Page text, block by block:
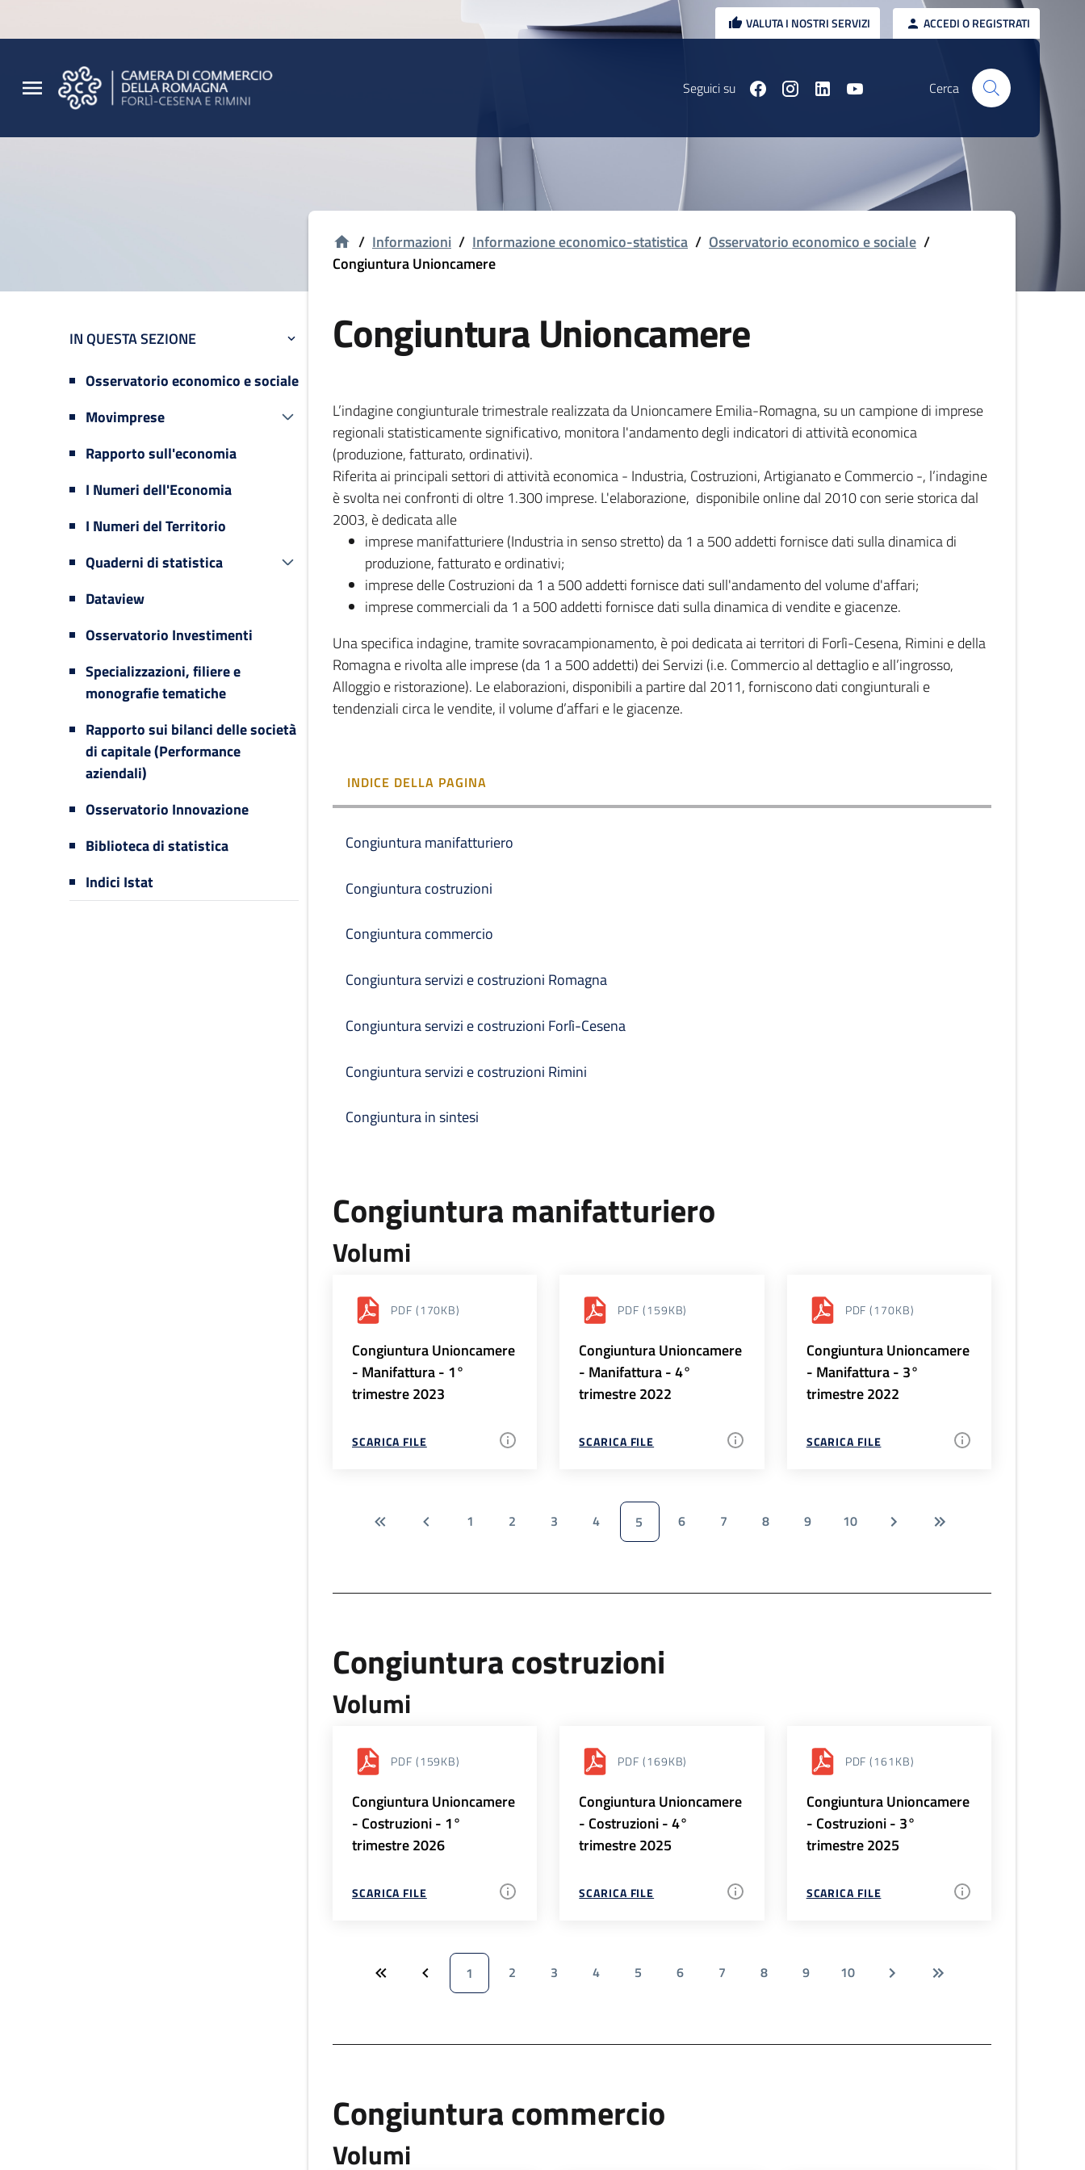
VALUTA I NOSTRI SERVIZI ACCEDI O REGISTRATI
Seguici su Cerca
IN QUESTA SEZIONE
Osservatorio economico e sociale
Movimprese
Rapporto sull'economia
I Numeri dell'Economia
I Numeri del Territorio
Quaderni di statistica
Dataview
Osservatorio Investimenti
Specializzazioni, filiere e
monografie tematiche
Rapporto sui bilanci delle società
di capitale (Performance
aziendali)
Osservatorio Innovazione
Biblioteca di statistica
Indici Istat
/ Informazioni / Informazione economico-statistica / Osservatorio economico e sociale /
Congiuntura Unioncamere
Congiuntura Unioncamere
L’indagine congiunturale trimestrale realizzata da Unioncamere Emilia-Romagna, su un campione di imprese
regionali statisticamente significativo, monitora l'andamento degli indicatori di attività economica
(produzione, fatturato, ordinativi).
Riferita ai principali settori di attività economica - Industria, Costruzioni, Artigianato e Commercio -, l’indagine
è svolta nei confronti di oltre 1.300 imprese. L'elaborazione, disponibile online dal 2010 con serie storica dal
2003, è dedicata alle
imprese manifatturiere (Industria in senso stretto) da 1 a 500 addetti fornisce dati sulla dinamica di
produzione, fatturato e ordinativi;
imprese delle Costruzioni da 1 a 500 addetti fornisce dati sull'andamento del volume d'affari;
imprese commerciali da 1 a 500 addetti fornisce dati sulla dinamica di vendite e giacenze.
Una specifica indagine, tramite sovracampionamento, è poi dedicata ai territori di Forlì-Cesena, Rimini e della
Romagna e rivolta alle imprese (da 1 a 500 addetti) dei Servizi (i.e. Commercio al dettaglio e all’ingrosso,
Alloggio e ristorazione). Le elaborazioni, disponibili a partire dal 2011, forniscono dati congiunturali e
tendenziali circa le vendite, il volume d’affari e le giacenze.
INDICE DELLA PAGINA
Congiuntura manifatturiero
Congiuntura costruzioni
Congiuntura commercio
Congiuntura servizi e costruzioni Romagna
Congiuntura servizi e costruzioni Forlì-Cesena
Congiuntura servizi e costruzioni Rimini
Congiuntura in sintesi
Congiuntura manifatturiero
Volumi
PDF (170KB)
Congiuntura Unioncamere
- Manifattura - 1°
trimestre 2023
SCARICA FILE
PDF (159KB)
Congiuntura Unioncamere
- Manifattura - 4°
trimestre 2022
SCARICA FILE
PDF (170KB)
Congiuntura Unioncamere
- Manifattura - 3°
trimestre 2022
SCARICA FILE
1 2 3 4 5 6 7 8 9 10
Congiuntura costruzioni
Volumi
PDF (159KB)
Congiuntura Unioncamere
- Costruzioni - 1°
trimestre 2026
SCARICA FILE
PDF (169KB)
Congiuntura Unioncamere
- Costruzioni - 4°
trimestre 2025
SCARICA FILE
PDF (161KB)
Congiuntura Unioncamere
- Costruzioni - 3°
trimestre 2025
SCARICA FILE
1 2 3 4 5 6 7 8 9 10
Congiuntura commercio
Volumi